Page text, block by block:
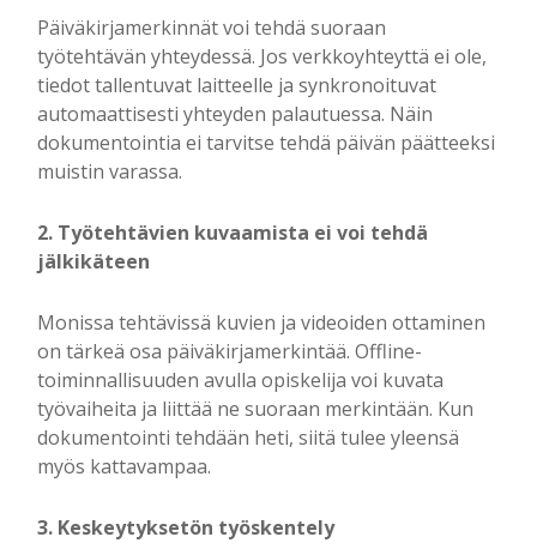
Päiväkirjamerkinnät voi tehdä suoraan
työtehtävän yhteydessä. Jos verkkoyhteyttä ei ole,
tiedot tallentuvat laitteelle ja synkronoituvat
automaattisesti yhteyden palautuessa. Näin
dokumentointia ei tarvitse tehdä päivän päätteeksi
muistin varassa.
2. Työtehtävien kuvaamista ei voi tehdä
jälkikäteen
Monissa tehtävissä kuvien ja videoiden ottaminen
on tärkeä osa päiväkirjamerkintää. Offline-
toiminnallisuuden avulla opiskelija voi kuvata
työvaiheita ja liittää ne suoraan merkintään. Kun
dokumentointi tehdään heti, siitä tulee yleensä
myös kattavampaa.
3. Keskeytyksetön työskentely